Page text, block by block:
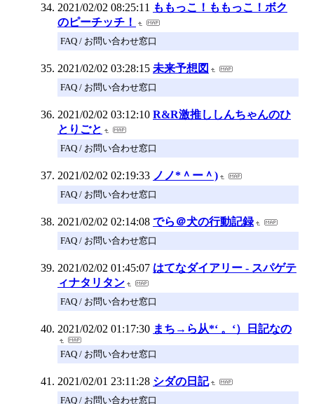
2021/02/02 08:25:11 ももっこ！ももっこ！ボク
のピーチッチ！
FAQ / お問い合わせ窓口
2021/02/02 03:28:15 未来予想図
FAQ / お問い合わせ窓口
2021/02/02 03:12:10 R&R激推ししんちゃんのひ
とりごと
FAQ / お問い合わせ窓口
2021/02/02 02:19:33 ノノ*＾ー＾)
FAQ / お問い合わせ窓口
2021/02/02 02:14:08 でら＠犬の行動記録
FAQ / お問い合わせ窓口
2021/02/02 01:45:07 はてなダイアリー - スパゲテ
ィナタリタン
FAQ / お問い合わせ窓口
2021/02/02 01:17:30 まち→ら从*‘ 。‘）日記なの
FAQ / お問い合わせ窓口
2021/02/01 23:11:28 シダの日記
FAQ / お問い合わせ窓口